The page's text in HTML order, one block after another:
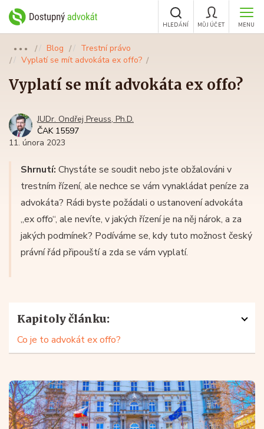
MENU
MŮJ ÚČET
HLEDÁNÍ
●●● Blog
Trestní právo
Vyplatí se mít advokáta ex offo?
Vyplatí se mít advokáta ex offo?
JUDr. Ondřej Preuss, Ph.D.
ČAK 15597
11. února 2023
Shrnutí: Chystáte se soudit nebo jste obžalováni v
trestním řízení, ale nechce se vám vynakládat peníze za
advokáta? Rádi byste požádali o ustanovení advokáta
„ex offo“, ale nevíte, v jakých řízení je na něj nárok, a za
jakých podmínek? Podíváme se, kdy tuto možnost český
právní řád připouští a zda se vám vyplatí.
Kapitoly článku:
Co je to advokát ex offo?